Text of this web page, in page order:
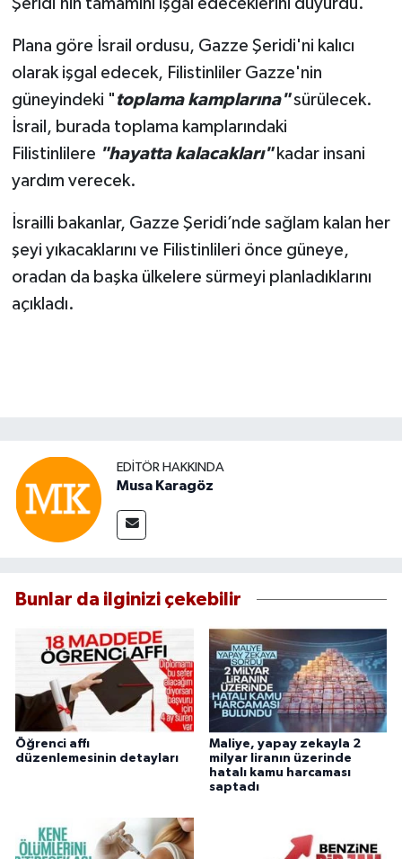
Şeridi’nin tamamını işgal edeceklerini duyurdu.
Plana göre İsrail ordusu, Gazze Şeridi'ni kalıcı
olarak işgal edecek, Filistinliler Gazze'nin
güneyindeki " toplama kamplarına"sürülecek.
İsrail, burada toplama kamplarındaki
Filistinlilere "hayatta kalacakları"kadar insani
yardım verecek.
İsrailli bakanlar, Gazze Şeridi’nde sağlam kalan her
şeyi yıkacaklarını ve Filistinlileri önce güneye,
oradan da başka ülkelere sürmeyi planladıklarını
açıkladı.
EDITÖR HAKKINDA
Musa Karagöz
Bunlar da ilginizi çekebilir
Öğrenci affı
düzenlemesinin detayları
Maliye, yapay zekayla 2
milyar liranın üzerinde
hatalı kamu harcaması
saptadı